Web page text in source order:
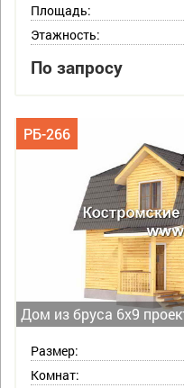
Площадь:
Этажность:
По запросу
Дом из бруса 6х9
РБ-266
Размер:
Комнат: